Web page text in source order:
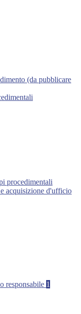
(da pubblicare
procedimentali
acquisizione d'ufficio
responsabile 1